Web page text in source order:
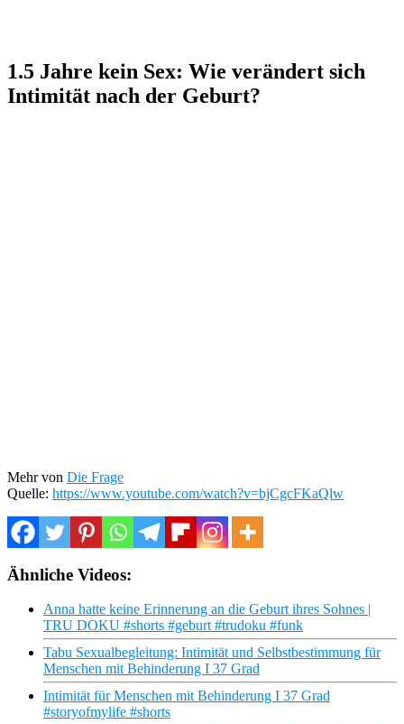
1.5 Jahre kein Sex: Wie verändert sich
Intimität nach der Geburt?
Mehr von Die Frage
Quelle: https://www.youtube.com/watch?v=bjCgcFKaQlw
Ähnliche Videos:
Anna hatte keine Erinnerung an die Geburt ihres Sohnes |
TRU DOKU #shorts #geburt #trudoku #funk
Tabu Sexualbegleitung: Intimität und Selbstbestimmung für
Menschen mit Behinderung I 37 Grad
Intimität für Menschen mit Behinderung I 37 Grad
#storyofmylife #shorts